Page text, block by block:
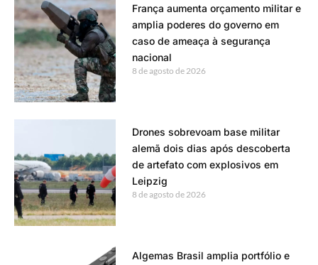
França aumenta orçamento militar e
amplia poderes do governo em
caso de ameaça à segurança
nacional
8 de agosto de 2026
Drones sobrevoam base militar
alemã dois dias após descoberta
de artefato com explosivos em
Leipzig
8 de agosto de 2026
Algemas Brasil amplia portfólio e